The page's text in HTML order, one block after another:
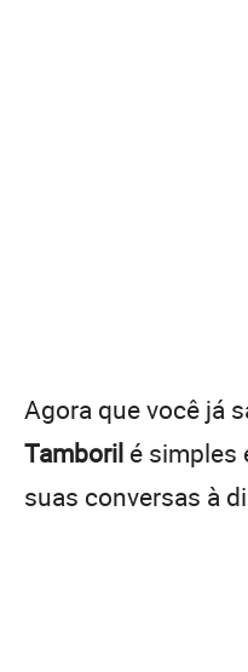
Agora que você já
Tamboril é simples
suas conversas à